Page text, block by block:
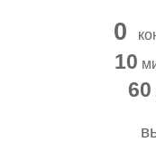
0
10
60